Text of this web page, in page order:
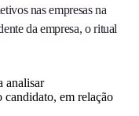
nas empresas na
da empresa, o ritual
analisar
em relação